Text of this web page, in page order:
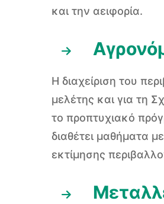
και την αειφορία.
Η διαχείριση του
μελέτης και για τη
το προπτυχιακό
διαθέτει μαθήματα
εκτίμησης